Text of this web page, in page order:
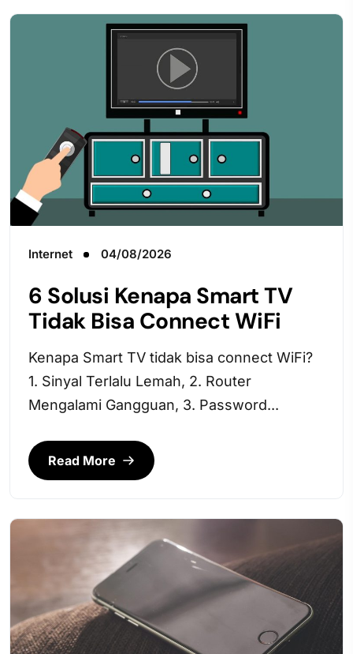
Internet 04/08/2026
6 Solusi Kenapa Smart TV
Tidak Bisa Connect WiFi
Kenapa Smart TV tidak bisa connect WiFi?
1. Sinyal Terlalu Lemah, 2. Router
Mengalami Gangguan, 3. Password...
Read More